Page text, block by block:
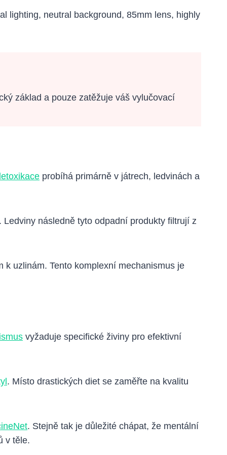
základ a pouze zatěžuje váš vylučovací
probíhá primárně v játrech, ledvinách a
následně tyto odpadní produkty filtrují z
uzlinám. Tento komplexní mechanismus je
vyžaduje specifické živiny pro efektivní
. Místo drastických diet se zaměřte na kvalitu
. Stejně tak je důležité chápat, že mentální
v těle.